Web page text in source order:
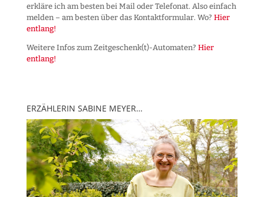
erkläre ich am besten bei Mail oder Telefonat. Also einfach
melden – am besten über das Kontaktformular. Wo? Hier
entlang!
Weitere Infos zum Zeitgeschenk(t)-Automaten? Hier
entlang!
ERZÄHLERIN SABINE MEYER…